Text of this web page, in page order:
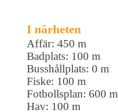
I närheten
Affär: 450 m
Badplats: 100 m
Busshållplats: 0 m
Fiske: 100 m
Fotbollsplan: 600 m
Hav: 100 m